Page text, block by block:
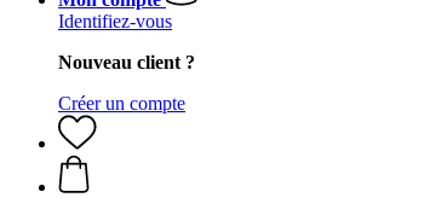
Identifiez-vous
Nouveau client ?
Créer un compte